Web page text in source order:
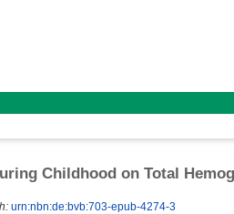
Childhood on Total
urn:nbn:de:bvb:703-epub-4274-3